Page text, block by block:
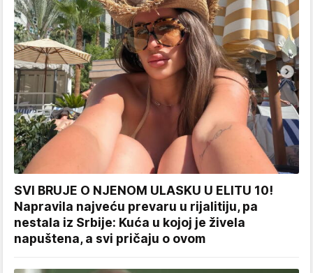
SVI BRUJE O NJENOM ULASKU U ELITU 10!
Napravila najveću prevaru u rijalitiju, pa
nestala iz Srbije: Kuća u kojoj je živela
napuštena, a svi pričaju o ovom